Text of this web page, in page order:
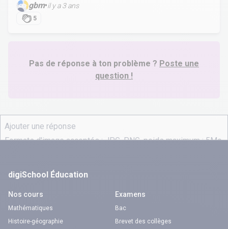
gbm•il y a 3 ans
5
Pas de réponse à ton problème ? Poste une
question !
digiSchool Éducation
Nos cours
Mathématiques
Histoire-géographie
Examens
Bac
Brevet des collèges